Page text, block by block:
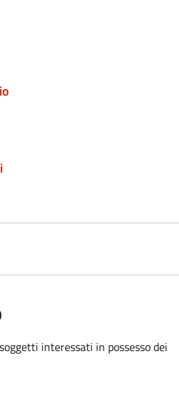
interessati in possesso dei